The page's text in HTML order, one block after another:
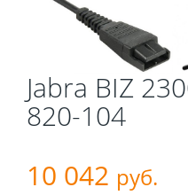
Jabra BIZ
820-104
10 042 руб.